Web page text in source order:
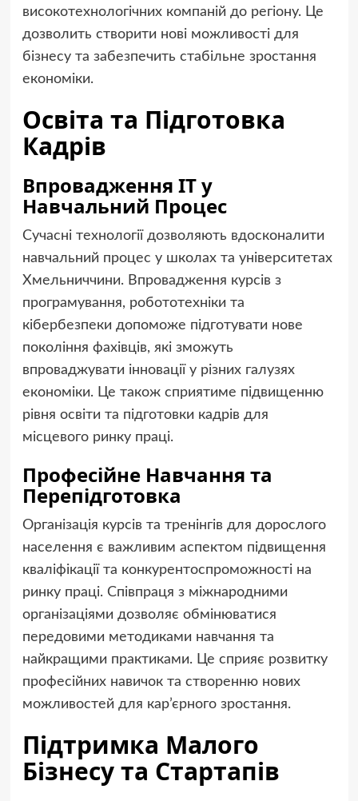
високотехнологічних компаній до регіону. Це
дозволить створити нові можливості для
бізнесу та забезпечить стабільне зростання
економіки.
Освіта та Підготовка
Кадрів
Впровадження ІТ у
Навчальний Процес
Сучасні технології дозволяють вдосконалити
навчальний процес у школах та університетах
Хмельниччини. Впровадження курсів з
програмування, робототехніки та
кібербезпеки допоможе підготувати нове
покоління фахівців, які зможуть
впроваджувати інновації у різних галузях
економіки. Це також сприятиме підвищенню
рівня освіти та підготовки кадрів для
місцевого ринку праці.
Професійне Навчання та
Перепідготовка
Організація курсів та тренінгів для дорослого
населення є важливим аспектом підвищення
кваліфікації та конкурентоспроможності на
ринку праці. Співпраця з міжнародними
організаціями дозволяє обмінюватися
передовими методиками навчання та
найкращими практиками. Це сприяє розвитку
професійних навичок та створенню нових
можливостей для кар’єрного зростання.
Підтримка Малого
Бізнесу та Стартапів